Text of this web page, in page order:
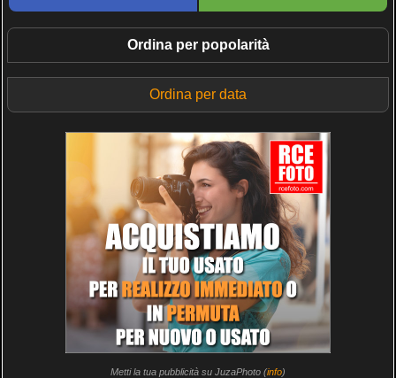
Ordina per popolarità
Ordina per data
Metti la tua pubblicità su JuzaPhoto (info)